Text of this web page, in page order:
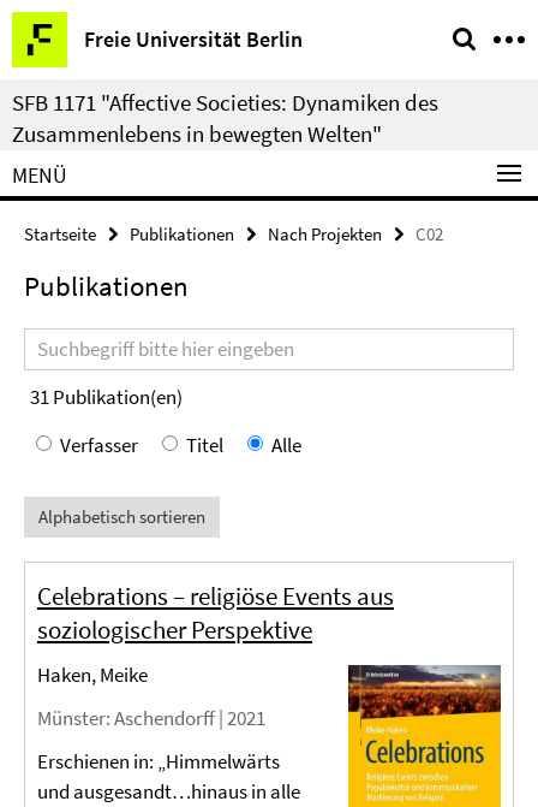
Springe
direkt
zu
Inhalt
Freie Universität Berlin
Service-
Navigation
SFB 1171 "Affective Societies: Dynamiken des
Zusammenlebens in bewegten Welten"
MENÜ
Startseite Publikationen Nach Projekten C02
Publikationen
Suchbegriff
31Publikation(en)
Verfasser
Titel Alle
Alphabetisch sortieren
Celebrations – religiöse Events aus
soziologischer Perspektive
Haken, Meike
Münster: Aschendorff |2021
Erschienen in: „Himmelwärts
und ausgesandt…hinaus in alle